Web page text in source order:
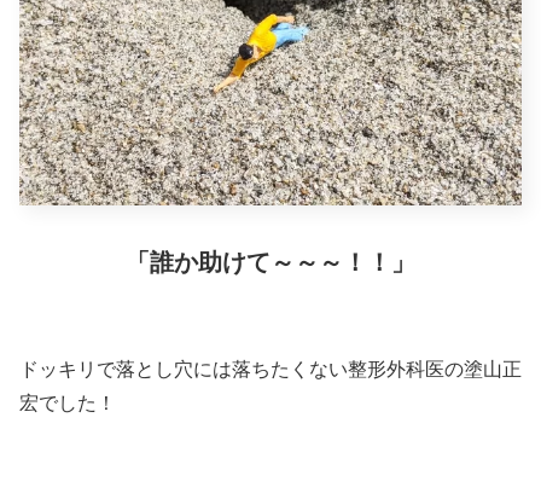
「誰か助けて～～～！！」
ドッキリで落とし穴には落ちたくない整形外科医の塗山正
宏でした！